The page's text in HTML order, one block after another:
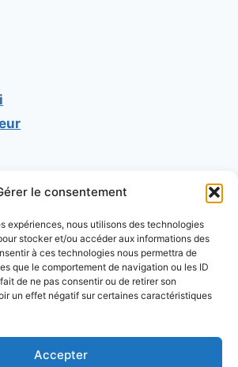
le consentement
expériences, nous utilisons des technologies
stocker et/ou accéder aux informations des
à ces technologies nous permettra de
que le comportement de navigation ou les ID
de ne pas consentir ou de retirer son
un effet négatif sur certaines caractéristiques
Accepter
générales d'utilisation
générales de vente
cookies
confidentialité